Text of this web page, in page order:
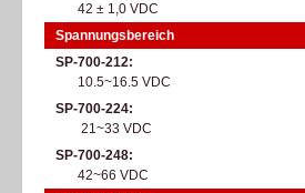
42 ± 1,0 VDC
Spannungsbereich
SP-700-212
10.5~16.5 VDC
SP-700-224
21~33 VDC
SP-700-248
42~66 VDC